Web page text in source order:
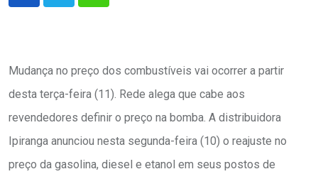
Mudança no preço dos combustíveis vai ocorrer a partir
desta terça-feira (11). Rede alega que cabe aos
revendedores definir o preço na bomba. A distribuidora
Ipiranga anunciou nesta segunda-feira (10) o reajuste no
preço da gasolina, diesel e etanol em seus postos de